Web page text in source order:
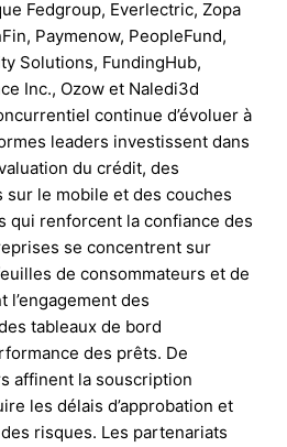
Fedgroup, Everlectric, Zopa
Paymenow, PeopleFund,
Solutions, FundingHub,
Inc., Ozow et Naledi3d
continue d’évoluer à
leaders investissent dans
du crédit, des
sur le mobile et des couches
qui renforcent la confiance des
se concentrent sur
de consommateurs et de
l’engagement des
tableaux de bord
des prêts. De
affinent la souscription
les délais d’approbation et
risques. Les partenariats